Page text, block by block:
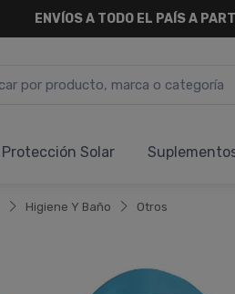
ENVÍOS A TODO EL PAÍS A
Protección Solar
Higiene Y Baño Otros